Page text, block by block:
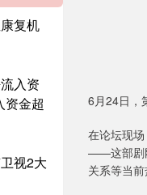
6月24日，
在论坛现
——这部剧
关系等当前
复机
入资
资金超
视2大